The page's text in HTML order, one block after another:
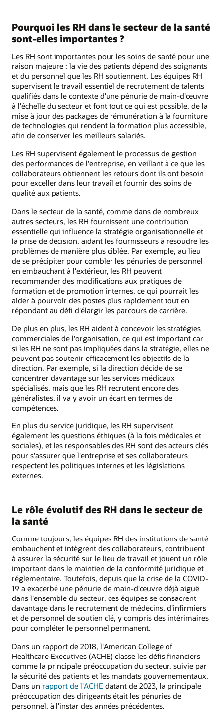
Pourquoi les RH dans le secteur de la santé
sont-elles importantes ?
Les RH sont importantes pour les soins de santé pour une
raison majeure : la vie des patients dépend des soignants
et du personnel que les RH soutiennent. Les équipes RH
supervisent le travail essentiel de recrutement de talents
qualifiés dans le contexte d'une pénurie de main-d'œuvre
à l'échelle du secteur et font tout ce qui est possible, de la
mise à jour des packages de rémunération à la fourniture
de technologies qui rendent la formation plus accessible,
afin de conserver les meilleurs salariés.
Les RH supervisent également le processus de gestion
des performances de l'entreprise, en veillant à ce que les
collaborateurs obtiennent les retours dont ils ont besoin
pour exceller dans leur travail et fournir des soins de
qualité aux patients.
Dans le secteur de la santé, comme dans de nombreux
autres secteurs, les RH fournissent une contribution
essentielle qui influence la stratégie organisationnelle et
la prise de décision, aidant les fournisseurs à résoudre les
problèmes de manière plus ciblée. Par exemple, au lieu
de se précipiter pour combler les pénuries de personnel
en embauchant à l'extérieur, les RH peuvent
recommander des modifications aux pratiques de
formation et de promotion internes, ce qui pourrait les
aider à pourvoir des postes plus rapidement tout en
répondant au défi d'élargir les parcours de carrière.
De plus en plus, les RH aident à concevoir les stratégies
commerciales de l'organisation, ce qui est important car
si les RH ne sont pas impliquées dans la stratégie, elles ne
peuvent pas soutenir efficacement les objectifs de la
direction. Par exemple, si la direction décide de se
concentrer davantage sur les services médicaux
spécialisés, mais que les RH recrutent encore des
généralistes, il va y avoir un écart en termes de
compétences.
En plus du service juridique, les RH supervisent
également les questions éthiques (à la fois médicales et
sociales), et les responsables des RH sont des acteurs clés
pour s'assurer que l'entreprise et ses collaborateurs
respectent les politiques internes et les législations
externes.
Le rôle évolutif des RH dans le secteur de
la santé
Comme toujours, les équipes RH des institutions de santé
embauchent et intègrent des collaborateurs, contribuent
à assurer la sécurité sur le lieu de travail et jouent un rôle
important dans le maintien de la conformité juridique et
réglementaire. Toutefois, depuis que la crise de la COVID-
19 a exacerbé une pénurie de main-d'œuvre déjà aiguë
dans l'ensemble du secteur, ces équipes se consacrent
davantage dans le recrutement de médecins, d'infirmiers
et de personnel de soutien clé, y compris des intérimaires
pour compléter le personnel permanent.
Dans un rapport de 2018, l'American College of
Healthcare Executives (ACHE) classe les défis financiers
comme la principale préoccupation du secteur, suivie par
la sécurité des patients et les mandats gouvernementaux.
Dans un rapport de l'ACHE datant de 2023, la principale
préoccupation des dirigeants était les pénuries de
personnel, à l'instar des années précédentes.